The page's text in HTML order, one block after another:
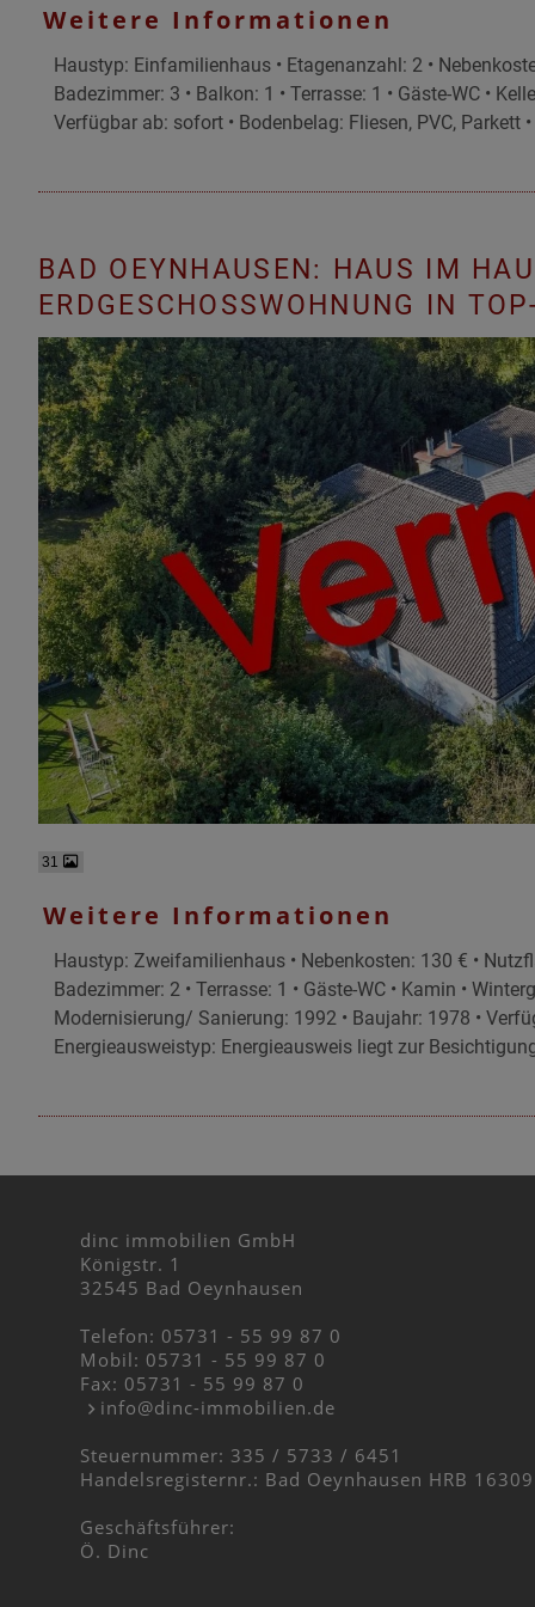
Weitere Informationen
Haustyp: Einfamilienhaus • Etagenanzahl: 2 •
Badezimmer: 3 • Balkon: 1 • Terrasse: 1 • Gäste-WC •
Verfügbar ab: sofort • Bodenbelag: Fliesen, PVC,
BAD OEYNHAUSEN: HAUS IM
RDGESCHOSSWOHNUNG IN
31
Weitere Informationen
Haustyp: Zweifamilienhaus • Nebenkosten: 130 € •
Badezimmer: 2 • Terrasse: 1 • Gäste-WC • Kamin •
Modernisierung/ Sanierung: 1992 • Baujahr: 1978 •
Energieausweistyp: Energieausweis liegt zur
dinc immobilien GmbH
Königstr. 1
32545 Bad Oeynhausen
Telefon: 05731 - 55 99 87 0
Mobil: 05731 - 55 99 87 0
Fax: 05731 - 55 99 87 0
info@dinc-immobilien.de
Steuernummer: 335 / 5733 / 6451
Handelsregisternr.: Bad Oeynhausen HRB 16309
Geschäftsführer:
Ö. Dinc